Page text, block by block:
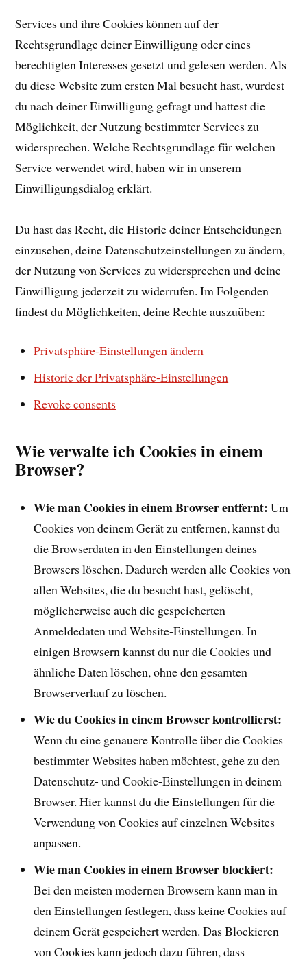
Services und ihre Cookies können auf der
Rechtsgrundlage deiner Einwilligung oder eines
berechtigten Interesses gesetzt und gelesen werden. Als
du diese Website zum ersten Mal besucht hast, wurdest
du nach deiner Einwilligung gefragt und hattest die
Möglichkeit, der Nutzung bestimmter Services zu
widersprechen. Welche Rechtsgrundlage für welchen
Service verwendet wird, haben wir in unserem
Einwilligungsdialog erklärt.
Du hast das Recht, die Historie deiner Entscheidungen
einzusehen, deine Datenschutzeinstellungen zu ändern,
der Nutzung von Services zu widersprechen und deine
Einwilligung jederzeit zu widerrufen. Im Folgenden
findest du Möglichkeiten, deine Rechte auszuüben:
Privatsphäre-Einstellungen ändern
Historie der Privatsphäre-Einstellungen
Revoke consents
Wie verwalte ich Cookies in einem
Browser?
Wie man Cookies in einem Browser entfernt: Um
Cookies von deinem Gerät zu entfernen, kannst du
die Browserdaten in den Einstellungen deines
Browsers löschen. Dadurch werden alle Cookies von
allen Websites, die du besucht hast, gelöscht,
möglicherweise auch die gespeicherten
Anmeldedaten und Website-Einstellungen. In
einigen Browsern kannst du nur die Cookies und
ähnliche Daten löschen, ohne den gesamten
Browserverlauf zu löschen.
Wie du Cookies in einem Browser kontrollierst:
Wenn du eine genauere Kontrolle über die Cookies
bestimmter Websites haben möchtest, gehe zu den
Datenschutz- und Cookie-Einstellungen in deinem
Browser. Hier kannst du die Einstellungen für die
Verwendung von Cookies auf einzelnen Websites
anpassen.
Wie man Cookies in einem Browser blockiert:
Bei den meisten modernen Browsern kann man in
den Einstellungen festlegen, dass keine Cookies auf
deinem Gerät gespeichert werden. Das Blockieren
von Cookies kann jedoch dazu führen, dass